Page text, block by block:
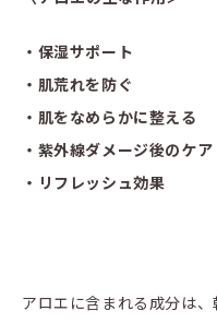
・保湿サポート
・肌荒れを防ぐ
・肌をなめらかに整える
・紫外線ダメージ後のケア
・リフレッシュ効果
アロエに含まれる成分は